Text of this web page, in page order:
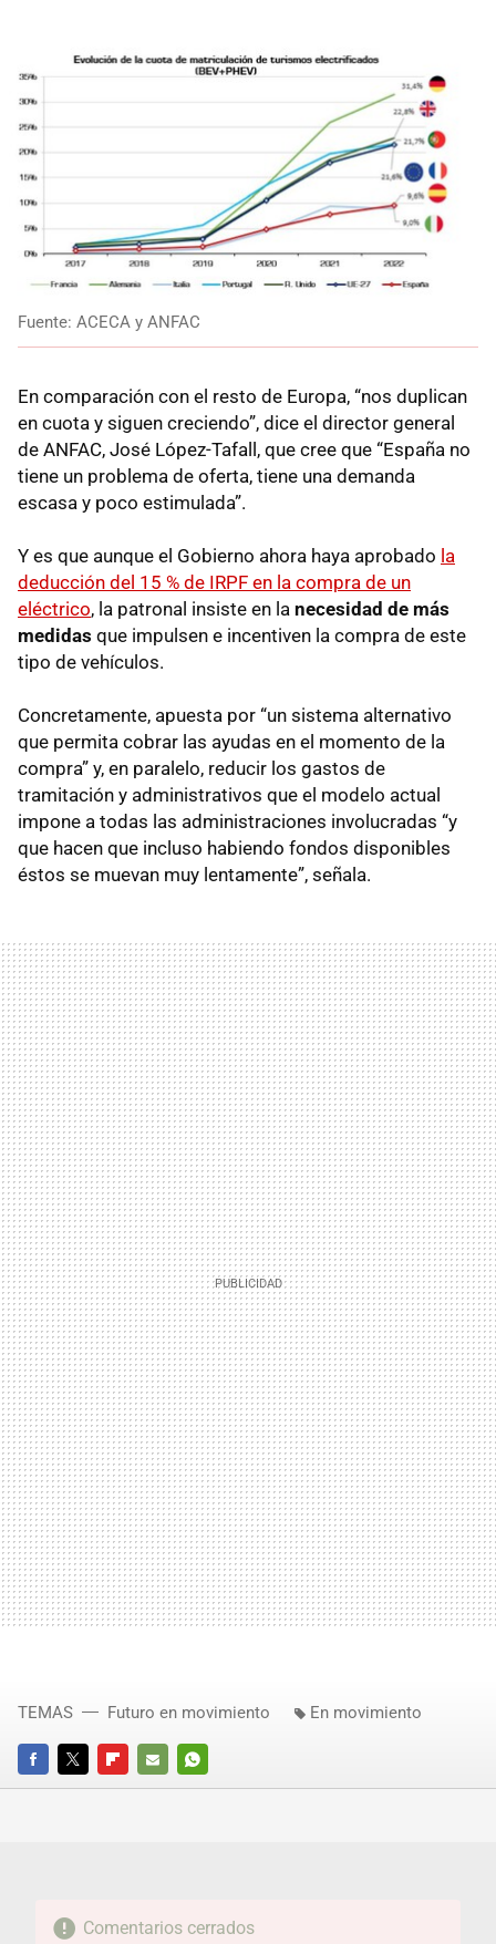
Fuente: ACECA y ANFAC
En comparación con el resto de Europa, “nos duplican
en cuota y siguen creciendo”, dice el director general
de ANFAC, José López-Tafall, que cree que “España no
tiene un problema de oferta, tiene una demanda
escasa y poco estimulada”.
Y es que aunque el Gobierno ahora haya aprobado la
deducción del 15 % de IRPF en la compra de un
eléctrico, la patronal insiste en la necesidad de más
medidas que impulsen e incentiven la compra de este
tipo de vehículos.
Concretamente, apuesta por “un sistema alternativo
que permita cobrar las ayudas en el momento de la
compra” y, en paralelo, reducir los gastos de
tramitación y administrativos que el modelo actual
impone a todas las administraciones involucradas “y
que hacen que incluso habiendo fondos disponibles
éstos se muevan muy lentamente”, señala.
FACEBOOKTWITTERFLIPBOARD
E-
WHATSAPP
TEMAS Futuro en movimiento En movimiento
Comentarios cerrados